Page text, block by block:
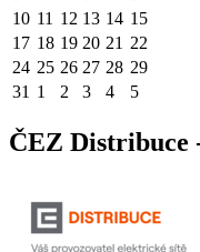
10 11 12 13 14 15
17 18 19 20 21 22
24 25 26 27 28 29
31 1 2 3 4 5
ČEZ Distribuce